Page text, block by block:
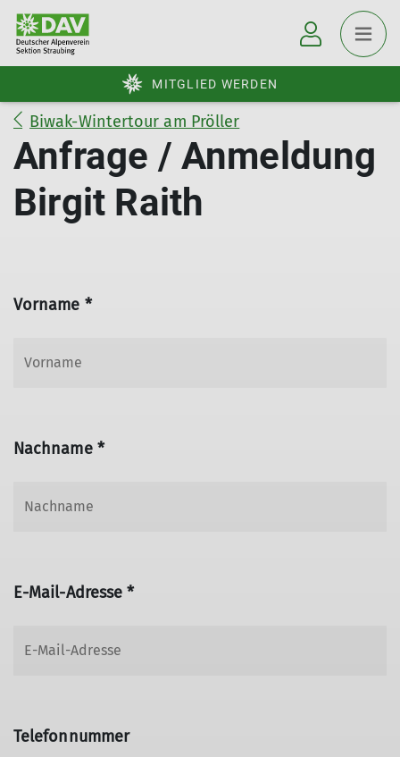
MITGLIED WERDEN
Biwak-Wintertour am Pröller
Anfrage / Anmeldung
Birgit Raith
Vorname *
Nachname *
E-Mail-Adresse *
Telefonnummer